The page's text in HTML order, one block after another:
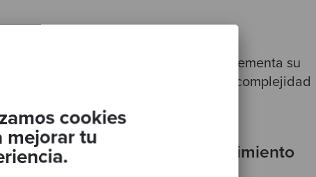
cookies
mejorar tu
conjuntamente, la organización incrementa su
necesidades del mercado sin que la complejidad
de software de alto rendimiento